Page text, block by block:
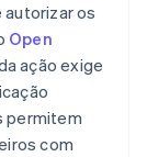
autorizar os
Open
ação exige
permitem
com